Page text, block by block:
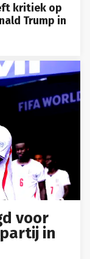
kritiek op
Trump in
voor
in